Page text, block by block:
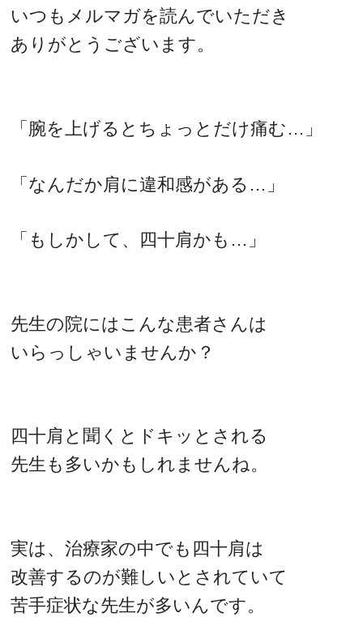
いつもメルマガを読んでいただき
ありがとうございます。
「腕を上げるとちょっとだけ痛む…」
「なんだか肩に違和感がある…」
「もしかして、四十肩かも…」
先生の院にはこんな患者さんは
いらっしゃいませんか？
四十肩と聞くとドキッとされる
先生も多いかもしれませんね。
実は、治療家の中でも四十肩は
改善するのが難しいとされていて
苦手症状な先生が多いんです。